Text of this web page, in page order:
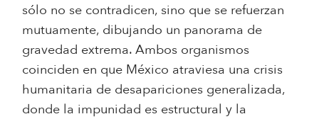
sólo no se contradicen, sino que se refuerzan
mutuamente, dibujando un panorama de
gravedad extrema. Ambos organismos
coinciden en que México atraviesa una crisis
humanitaria de desapariciones generalizada,
donde la impunidad es estructural y la